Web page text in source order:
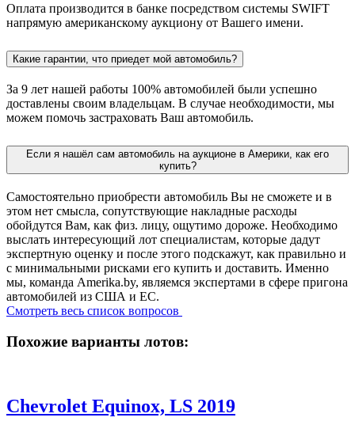
Оплата производится в банке посредством системы SWIFT
напрямую американскому аукциону от Вашего имени.
Какие гарантии, что приедет мой автомобиль?
За 9 лет нашей работы 100% автомобилей были успешно
доставлены своим владельцам. В случае необходимости, мы
можем помочь застраховать Ваш автомобиль.
Если я нашёл сам автомобиль на аукционе в Америки, как его
купить?
Самостоятельно приобрести автомобиль Вы не сможете и в
этом нет смысла, сопутствующие накладные расходы
обойдутся Вам, как физ. лицу, ощутимо дороже. Необходимо
выслать интересующий лот специалистам, которые дадут
экспертную оценку и после этого подскажут, как правильно и
с минимальными рисками его купить и доставить. Именно
мы, команда Amerika.by, являемся экспертами в сфере пригона
автомобилей из США и ЕС.
Смотреть весь список вопросов
Похожие варианты лотов:
Chevrolet Equinox, LS 2019